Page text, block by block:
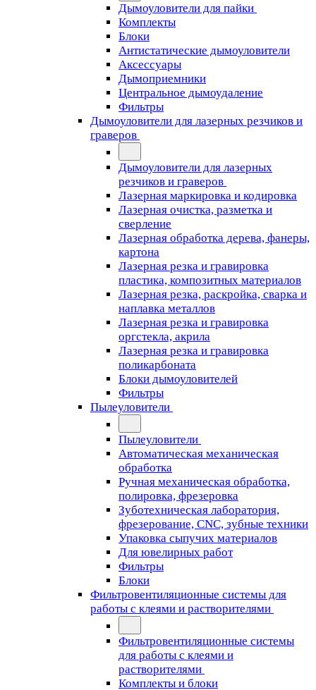
Дымоуловители для пайки
Комплекты
Блоки
Антистатические дымоуловители
Аксессуары
Дымоприемники
Центральное дымоудаление
Фильтры
Дымоуловители для лазерных резчиков и
граверов
Дымоуловители для лазерных
резчиков и граверов
Лазерная маркировка и кодировка
Лазерная очистка, разметка и
сверление
Лазерная обработка дерева, фанеры,
картона
Лазерная резка и гравировка
пластика, композитных материалов
Лазерная резка, раскройка, сварка и
наплавка металлов
Лазерная резка и гравировка
оргстекла, акрила
Лазерная резка и гравировка
поликарбоната
Блоки дымоуловителей
Фильтры
Пылеуловители
Пылеуловители
Автоматическая механическая
обработка
Ручная механическая обработка,
полировка, фрезеровка
Зуботехническая лаборатория,
фрезерование, CNC, зубные техники
Упаковка сыпучих материалов
Для ювелирных работ
Фильтры
Блоки
Фильтровентиляционные системы для
работы с клеями и растворителями
Фильтровентиляционные системы
для работы с клеями и
растворителями
Комплекты и блоки